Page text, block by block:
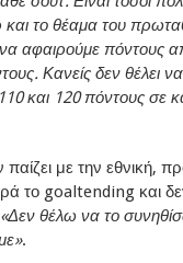
το θέαμα του
αφαιρούμε πόντους
Κανείς δεν θέλει
και 120 πόντους
με την εθνική,
το goaltending και
«Δεν θέλω να το
.